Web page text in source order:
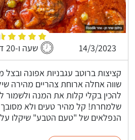
14/3/2023 שעה ו-20 דקות
קציצות ברוטב עגבניות אפונה
שווה אחלה ארוחת צהריים מהירה
להכין בקלי קלות את המנה ולשמור
שלמחרת! קל מהיר טעים ולא
הנפלאים של "טעם הטבע" שיקלו